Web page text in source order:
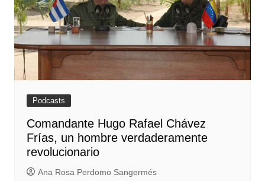
Podcasts
Comandante Hugo Rafael Chávez
Frías, un hombre verdaderamente
revolucionario
Ana Rosa Perdomo Sangermés